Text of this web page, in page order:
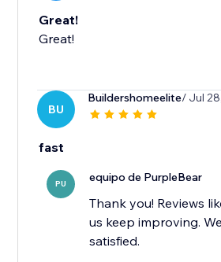
Great!
Great!
BU
Buildershomeelite/ Jul
fast
PU equipo de PurpleBear
Thank you! Reviews
us keep improving.
satisfied.